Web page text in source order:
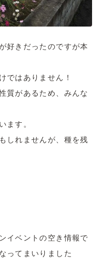
好きだったのですが本
ではありません！
質があるため、みんな
ます。
しれませんが、種を残
イベントの空き情報で
ってまいりました